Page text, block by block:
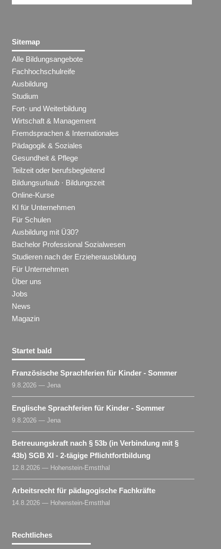
Sitemap
Alle Bildungsangebote
Fachhochschulreife
Ausbildung
Studium
Fort- und Weiterbildung
Wirtschaft & Management
Fremdsprachen & Internationales
Pädagogik & Soziales
Gesundheit & Pflege
Teilzeit oder berufsbegleitend
Bildungsurlaub · Bildungszeit
Online-Kurse
KI für Unternehmen
Für Schulen
Ausbildung mit Ü30?
Bachelor Professional Sozialwesen
Studieren nach der Erzieherausbildung
Für Unternehmen
Über uns
Jobs
News
Magazin
Startet bald
Französische Sprachferien für Kinder - Sommer
9.8.2026 — Jena
Englische Sprachferien für Kinder - Sommer
9.8.2026 — Jena
Betreuungskraft nach § 53b (in Verbindung mit §
43b) SGB XI - 2-tägige Pflichtfortbildung
12.8.2026 — Hohenstein-Ernstthal
Arbeitsrecht für pädagogische Fachkräfte
14.8.2026 — Hohenstein-Ernstthal
Rechtliches